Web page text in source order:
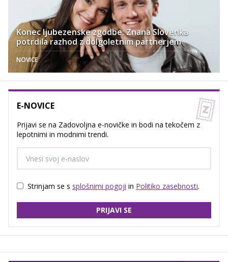
Konec ljubezenske zgodbe: Znana Slovenka
potrdila razhod z dolgoletnim partnerjem
NOVICE
E-NOVICE
Prijavi se na Zadovoljna e-novičke in bodi na tekočem z
lepotnimi in modnimi trendi.
Strinjam se s splošnimi pogoji in Politiko zasebnosti.
PRIJAVI SE